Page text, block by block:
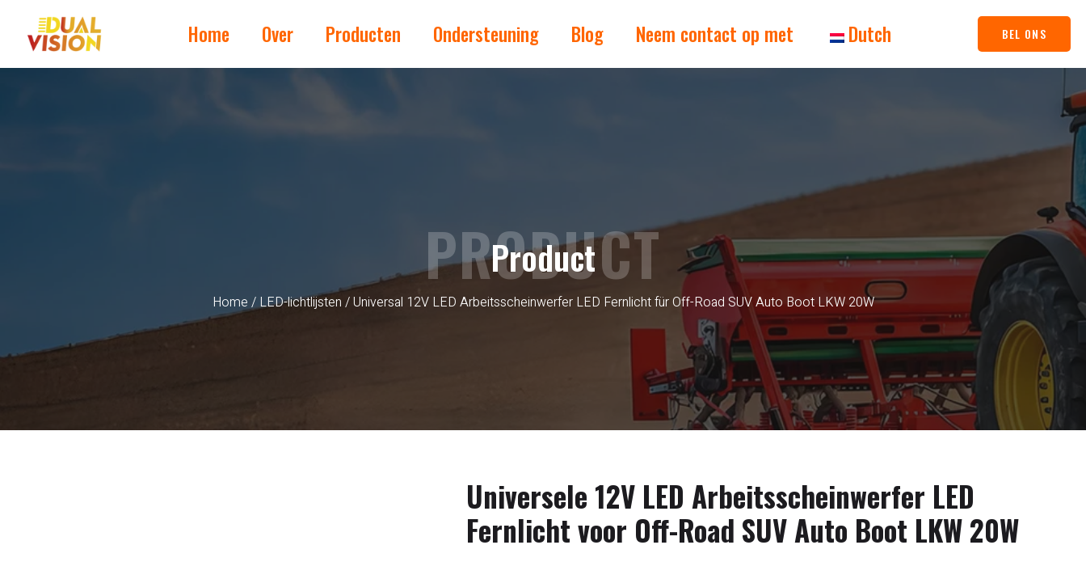
Home Over Producten Ondersteuning Blog Neem contact op met Dutch BEL ONS
Product
Home /LED-lichtlijsten / Universal 12V LED Arbeitsscheinwerfer LED Fernlicht für Off-Road SUV Auto Boot LKW 20W
PRODUCT
Universele 12V LED Arbeitsscheinwerfer LED
Fernlicht voor Off-Road SUV Auto Boot LKW 20W